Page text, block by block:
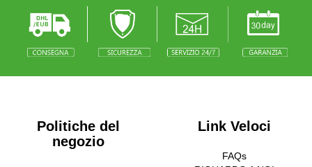
Politiche del
negozio
Link Veloci
FAQs